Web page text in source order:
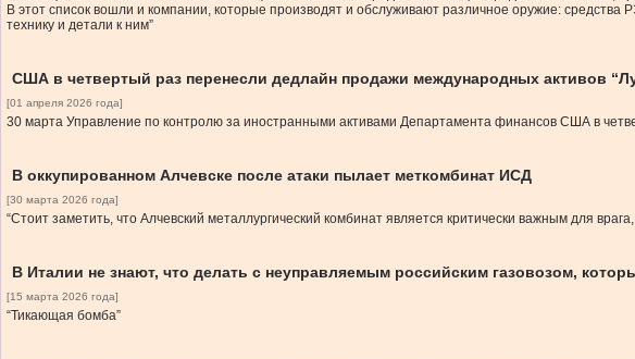
В этот список вошли и компании, которые производят и обслуживают различное оружие:
технику и детали к ним”
США в четвертый раз перенесли дедлайн продажи международных активов
[01 апреля 2026 года]
30 марта Управление по контролю за иностранными активами Департамента финансов США в
В оккупированном Алчевске после атаки пылает меткомбинат ИСД
[30 марта 2026 года]
“Стоит заметить, что Алчевский металлургический комбинат является критически важным для
В Италии не знают, что делать с неуправляемым российским газовозом,
[15 марта 2026 года]
“Тикающая бомба”